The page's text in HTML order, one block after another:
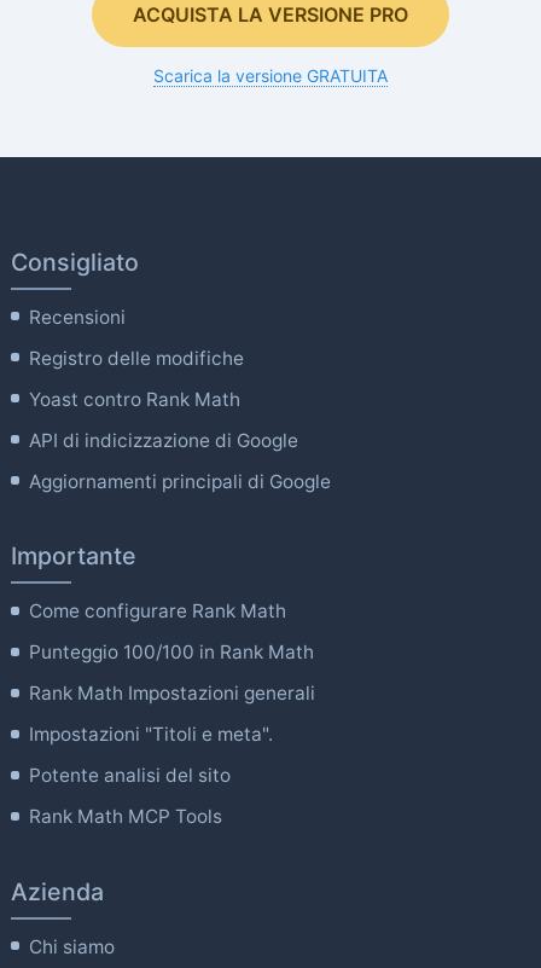
ACQUISTA LA VERSIONE PRO
Scarica la versione GRATUITA
Consigliato
Recensioni
Registro delle modifiche
Yoast contro Rank Math
API di indicizzazione di Google
Aggiornamenti principali di Google
Importante
Come configurare Rank Math
Punteggio 100/100 in Rank Math
Rank Math Impostazioni generali
Impostazioni "Titoli e meta".
Potente analisi del sito
Rank Math MCP Tools
Azienda
Chi siamo